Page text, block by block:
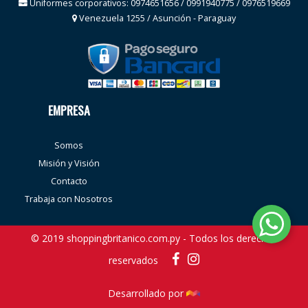
Uniformes corporativos: 0974651656 / 0991940775 / 0976519669
Venezuela 1255 / Asunción - Paraguay
EMPRESA
Somos
Misión y Visión
Contacto
Trabaja con Nosotros
© 2019 shoppingbritanico.com.py - Todos los derechos
reservados
Desarrollado por